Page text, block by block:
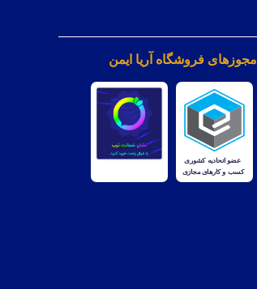
مجوزهای فروشگاه آریا ایمن